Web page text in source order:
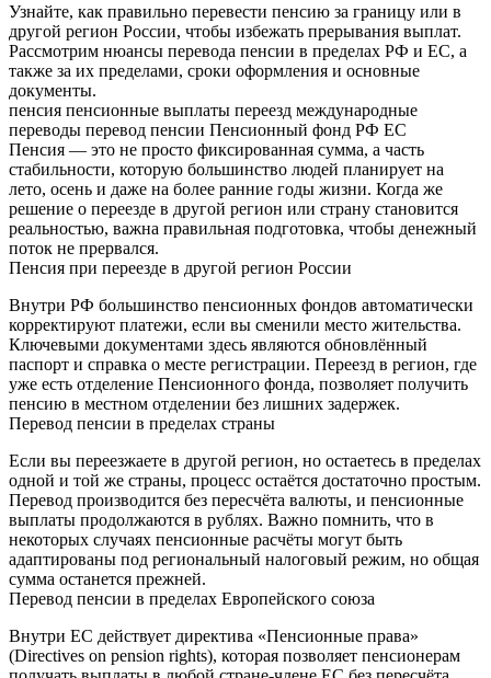
Узнайте, как правильно перевести пенсию за границу или в
другой регион России, чтобы избежать прерывания выплат.
Рассмотрим нюансы перевода пенсии в пределах РФ и ЕС, а
также за их пределами, сроки оформления и основные
документы.
пенсия пенсионные выплаты переезд международные
переводы перевод пенсии Пенсионный фонд РФ ЕС
Пенсия — это не просто фиксированная сумма, а часть
стабильности, которую большинство людей планирует на
лето, осень и даже на более ранние годы жизни. Когда же
решение о переезде в другой регион или страну становится
реальностью, важна правильная подготовка, чтобы денежный
поток не прервался.
Пенсия при переезде в другой регион России
Внутри РФ большинство пенсионных фондов автоматически
корректируют платежи, если вы сменили место жительства.
Ключевыми документами здесь являются обновлённый
паспорт и справка о месте регистрации. Переезд в регион, где
уже есть отделение Пенсионного фонда, позволяет получить
пенсию в местном отделении без лишних задержек.
Перевод пенсии в пределах страны
Если вы переезжаете в другой регион, но остаетесь в пределах
одной и той же страны, процесс остаётся достаточно простым.
Перевод производится без пересчёта валюты, и пенсионные
выплаты продолжаются в рублях. Важно помнить, что в
некоторых случаях пенсионные расчёты могут быть
адаптированы под региональный налоговый режим, но общая
сумма останется прежней.
Перевод пенсии в пределах Европейского союза
Внутри ЕС действует директива «Пенсионные права»
(Directives on pension rights), которая позволяет пенсионерам